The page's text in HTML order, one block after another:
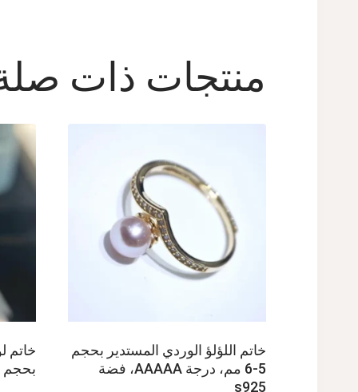
منتجات ذات
خاتم اللؤلؤ الوردي المستدير بحجم
5-6 مم، درجة AAAAA، فضة
s925
خاتم
بحجم 6-7 مم، فضة عيار 925